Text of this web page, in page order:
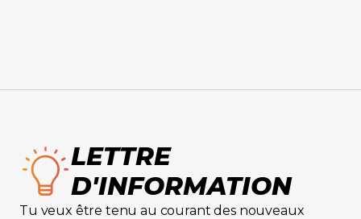
LETTRE
D'INFORMATION
Tu veux être tenu au courant des nouveaux